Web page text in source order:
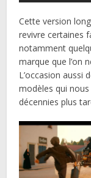
Cette version
revivre certaines
notamment
marque que l’on
L’occasion aussi
modèles qui
décennies plus